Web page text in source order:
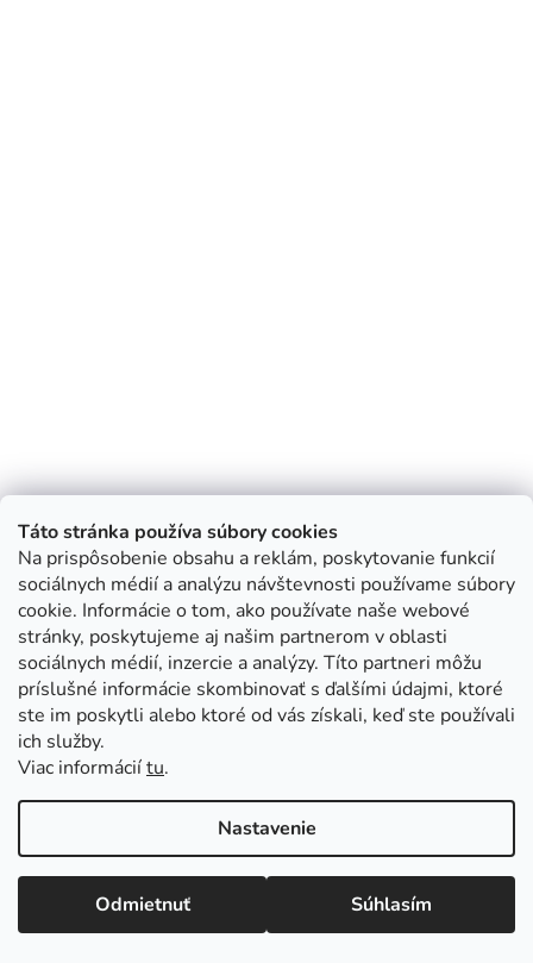
Táto stránka používa súbory cookies
Na prispôsobenie obsahu a reklám, poskytovanie funkcií
sociálnych médií a analýzu návštevnosti používame súbory
cookie. Informácie o tom, ako používate naše webové
stránky, poskytujeme aj našim partnerom v oblasti
sociálnych médií, inzercie a analýzy. Títo partneri môžu
príslušné informácie skombinovať s ďalšími údajmi, ktoré
ste im poskytli alebo ktoré od vás získali, keď ste používali
ich služby.
Viac informáciítu.
Nastavenie
Odmietnuť Súhlasím